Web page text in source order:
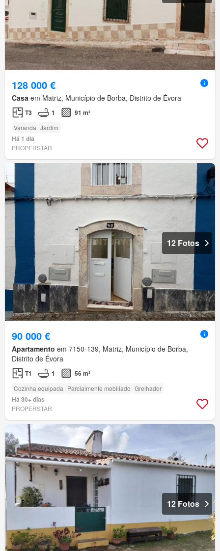
128 000 €
Casa em Matriz, Município de Borba, Distrito de Évora
T3 1 91 m²
Varanda Jardim
Há 1 dia
PROPERSTAR
12 Fotos
90 000 €
Apartamento em 7150-139, Matriz, Município de Borba,
Distrito de Évora
T1 1 56 m²
Cozinha equipada Parcialmente mobiliado Grelhador
Há 30+ dias
PROPERSTAR
12 Fotos